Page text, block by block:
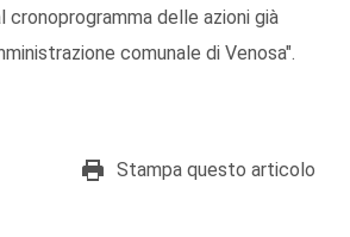
cronoprogramma delle azioni già
comunale di Venosa".
Stampa questo articolo